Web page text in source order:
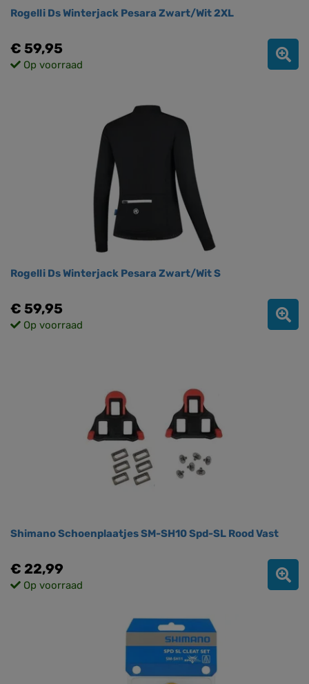
Rogelli Ds Winterjack Pesara Zwart/Wit 2XL
€ 59,95
Op voorraad
Rogelli Ds Winterjack Pesara Zwart/Wit S
€ 59,95
Op voorraad
Shimano Schoenplaatjes SM-SH10 Spd-SL Rood Vast
€ 22,99
Op voorraad